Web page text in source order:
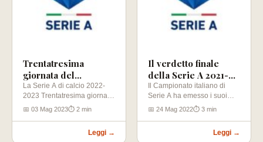
Trentatresima
giornata del
Campionato di Calcio
di Serie A 2022-2023
La Serie A di calcio 2022-
2023 Trentatresima giornata
(03-05-2023) Atalanta –
Spezia Juventus –…
📅 03 Mag 2023⏱ 2 min
Leggi →
Il verdetto finale
della Serie A 2021-
2022
Il Campionato italiano di
Serie A ha emesso i suoi
definitivi verdetti. Il Milan,…
📅 24 Mag 2022⏱ 3 min
Leggi →